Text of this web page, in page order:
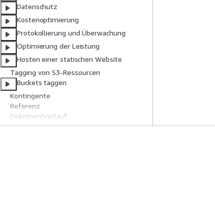
Datenschutz
Kostenoptimierung
Protokollierung und Überwachung
Optimierung der Leistung
Hosten einer statischen Website
Tagging von S3-Ressourcen
Buckets taggen
Kontingente
Referenz
Dokumentverlauf